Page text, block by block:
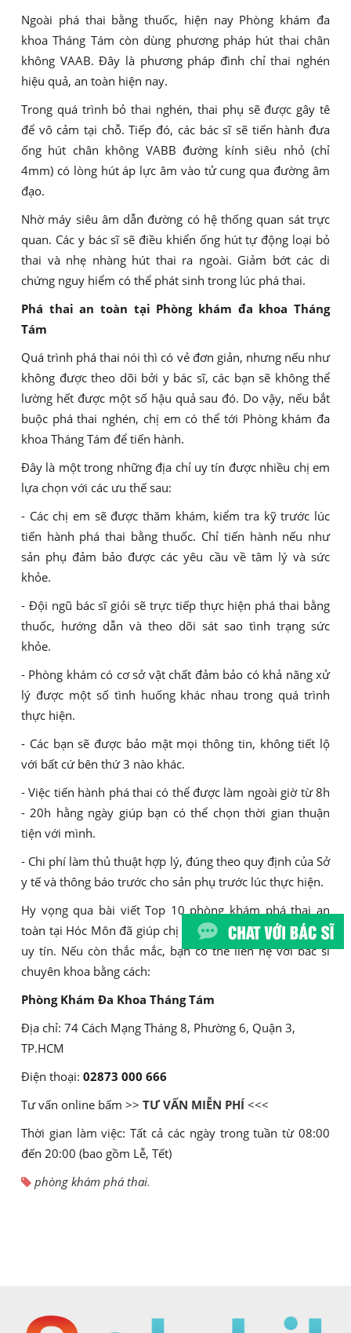
Ngoài phá thai bằng thuốc, hiện nay Phòng khám đa
khoa Tháng Tám còn dùng phương pháp hút thai chân
không VAAB. Đây là phương pháp đình chỉ thai nghén
hiệu quả, an toàn hiện nay.
Trong quá trình bỏ thai nghén, thai phụ sẽ được gây tê
để vô cảm tại chỗ. Tiếp đó, các bác sĩ sẽ tiến hành đưa
ống hút chân không VABB đường kính siêu nhỏ (chỉ
4mm) có lòng hút áp lực âm vào tử cung qua đường âm
đạo.
Nhờ máy siêu âm dẫn đường có hệ thống quan sát trực
quan. Các y bác sĩ sẽ điều khiển ống hút tự động loại bỏ
thai và nhẹ nhàng hút thai ra ngoài. Giảm bớt các di
chứng nguy hiểm có thể phát sinh trong lúc phá thai.
Phá thai an toàn tại Phòng khám đa khoa Tháng
Tám
Quá trình phá thai nói thì có vẻ đơn giản, nhưng nếu như
không được theo dõi bởi y bác sĩ, các bạn sẽ không thể
lường hết được một số hậu quả sau đó. Do vậy, nếu bắt
buộc phá thai nghén, chị em có thể tới Phòng khám đa
khoa Tháng Tám để tiến hành.
Đây là một trong những địa chỉ uy tín được nhiều chị em
lựa chọn với các ưu thế sau:
- Các chị em sẽ được thăm khám, kiểm tra kỹ trước lúc
tiến hành phá thai bằng thuốc. Chỉ tiến hành nếu như
sản phụ đảm bảo được các yêu cầu về tâm lý và sức
khỏe.
- Đội ngũ bác sĩ giỏi sẽ trực tiếp thực hiện phá thai bằng
thuốc, hướng dẫn và theo dõi sát sao tình trạng sức
khỏe.
- Phòng khám có cơ sở vật chất đảm bảo có khả năng xử
lý được một số tình huống khác nhau trong quá trình
thực hiện.
- Các bạn sẽ được bảo mật mọi thông tin, không tiết lộ
với bất cứ bên thứ 3 nào khác.
- Việc tiến hành phá thai có thể được làm ngoài giờ từ 8h
- 20h hằng ngày giúp bạn có thể chọn thời gian thuận
tiện với mình.
- Chi phí làm thủ thuật hợp lý, đúng theo quy định của Sở
y tế và thông báo trước cho sản phụ trước lúc thực hiện.
Hy vọng qua bài viết Top 10 phòng khám phá thai an
toàn tại Hóc Môn đã giúp chị em nắm rõ địa chỉ phá thai
uy tín. Nếu còn thắc mắc, bạn có thể liên hệ với bác sĩ
chuyên khoa bằng cách:
Phòng Khám Đa Khoa Tháng Tám
Địa chỉ: 74 Cách Mạng Tháng 8, Phường 6, Quận 3,
TP.HCM
Điện thoại: 02873 000 666
Tư vấn online bấm >> TƯ VẤN MIỄN PHÍ <<<
Thời gian làm việc: Tất cả các ngày trong tuần từ 08:00
đến 20:00 (bao gồm Lễ, Tết)
phòng khám phá thai.